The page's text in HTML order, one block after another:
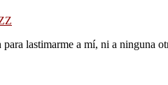
lastimarme a mí, ni a ninguna